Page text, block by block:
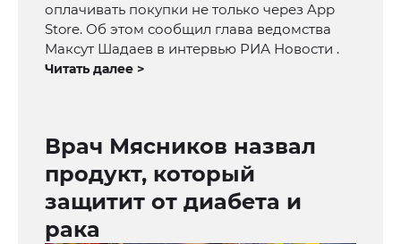
оплачивать покупки не только через App
Store. Об этом сообщил глава ведомства
Максут Шадаев в интервью РИА Новости .
Читать далее >
Врач Мясников назвал
продукт, который
защитит от диабета и
рака